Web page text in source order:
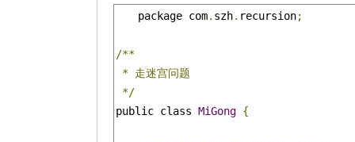
package com. szh. recursion;
/**
* 走迷宫问题
*/
public class MiGong {